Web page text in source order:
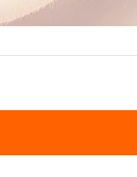
カルチ